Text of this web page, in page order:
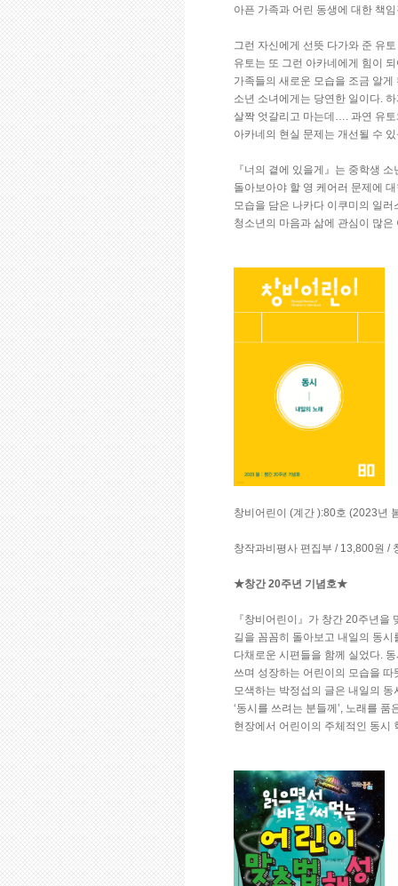
아픈 가족과 어린 동생에 대한 책
그런 자신에게 선뜻 다가와 준 유
유토는 또 그런 아카네에게 힘이
가족들의 새로운 모습을 조금 알
소년 소녀에게는 당연한 일이다.
살짝 엇갈리고 마는데…. 과연 유
아카네의 현실 문제는 개선될 수
『너의 곁에 있을게』는 중학생
돌아보아야 할 영 케어러 문제에
모습을 담은 나카다 이쿠미의 일
청소년의 마음과 삶에 관심이 많
창비어린이 (계간 ):80호 (2023년
창작과비평사 편집부 / 13,800원 /
★창간 20주년 기념호★
『창비어린이』가 창간 20주년
길을 꼼꼼히 돌아보고 내일의 동
다채로운 시편들을 함께 실었다.
쓰며 성장하는 어린이의 모습을
모색하는 박정섭의 글은 내일의
‘동시를 쓰려는 분들께’, 노래를
현장에서 어린이의 주체적인 동시